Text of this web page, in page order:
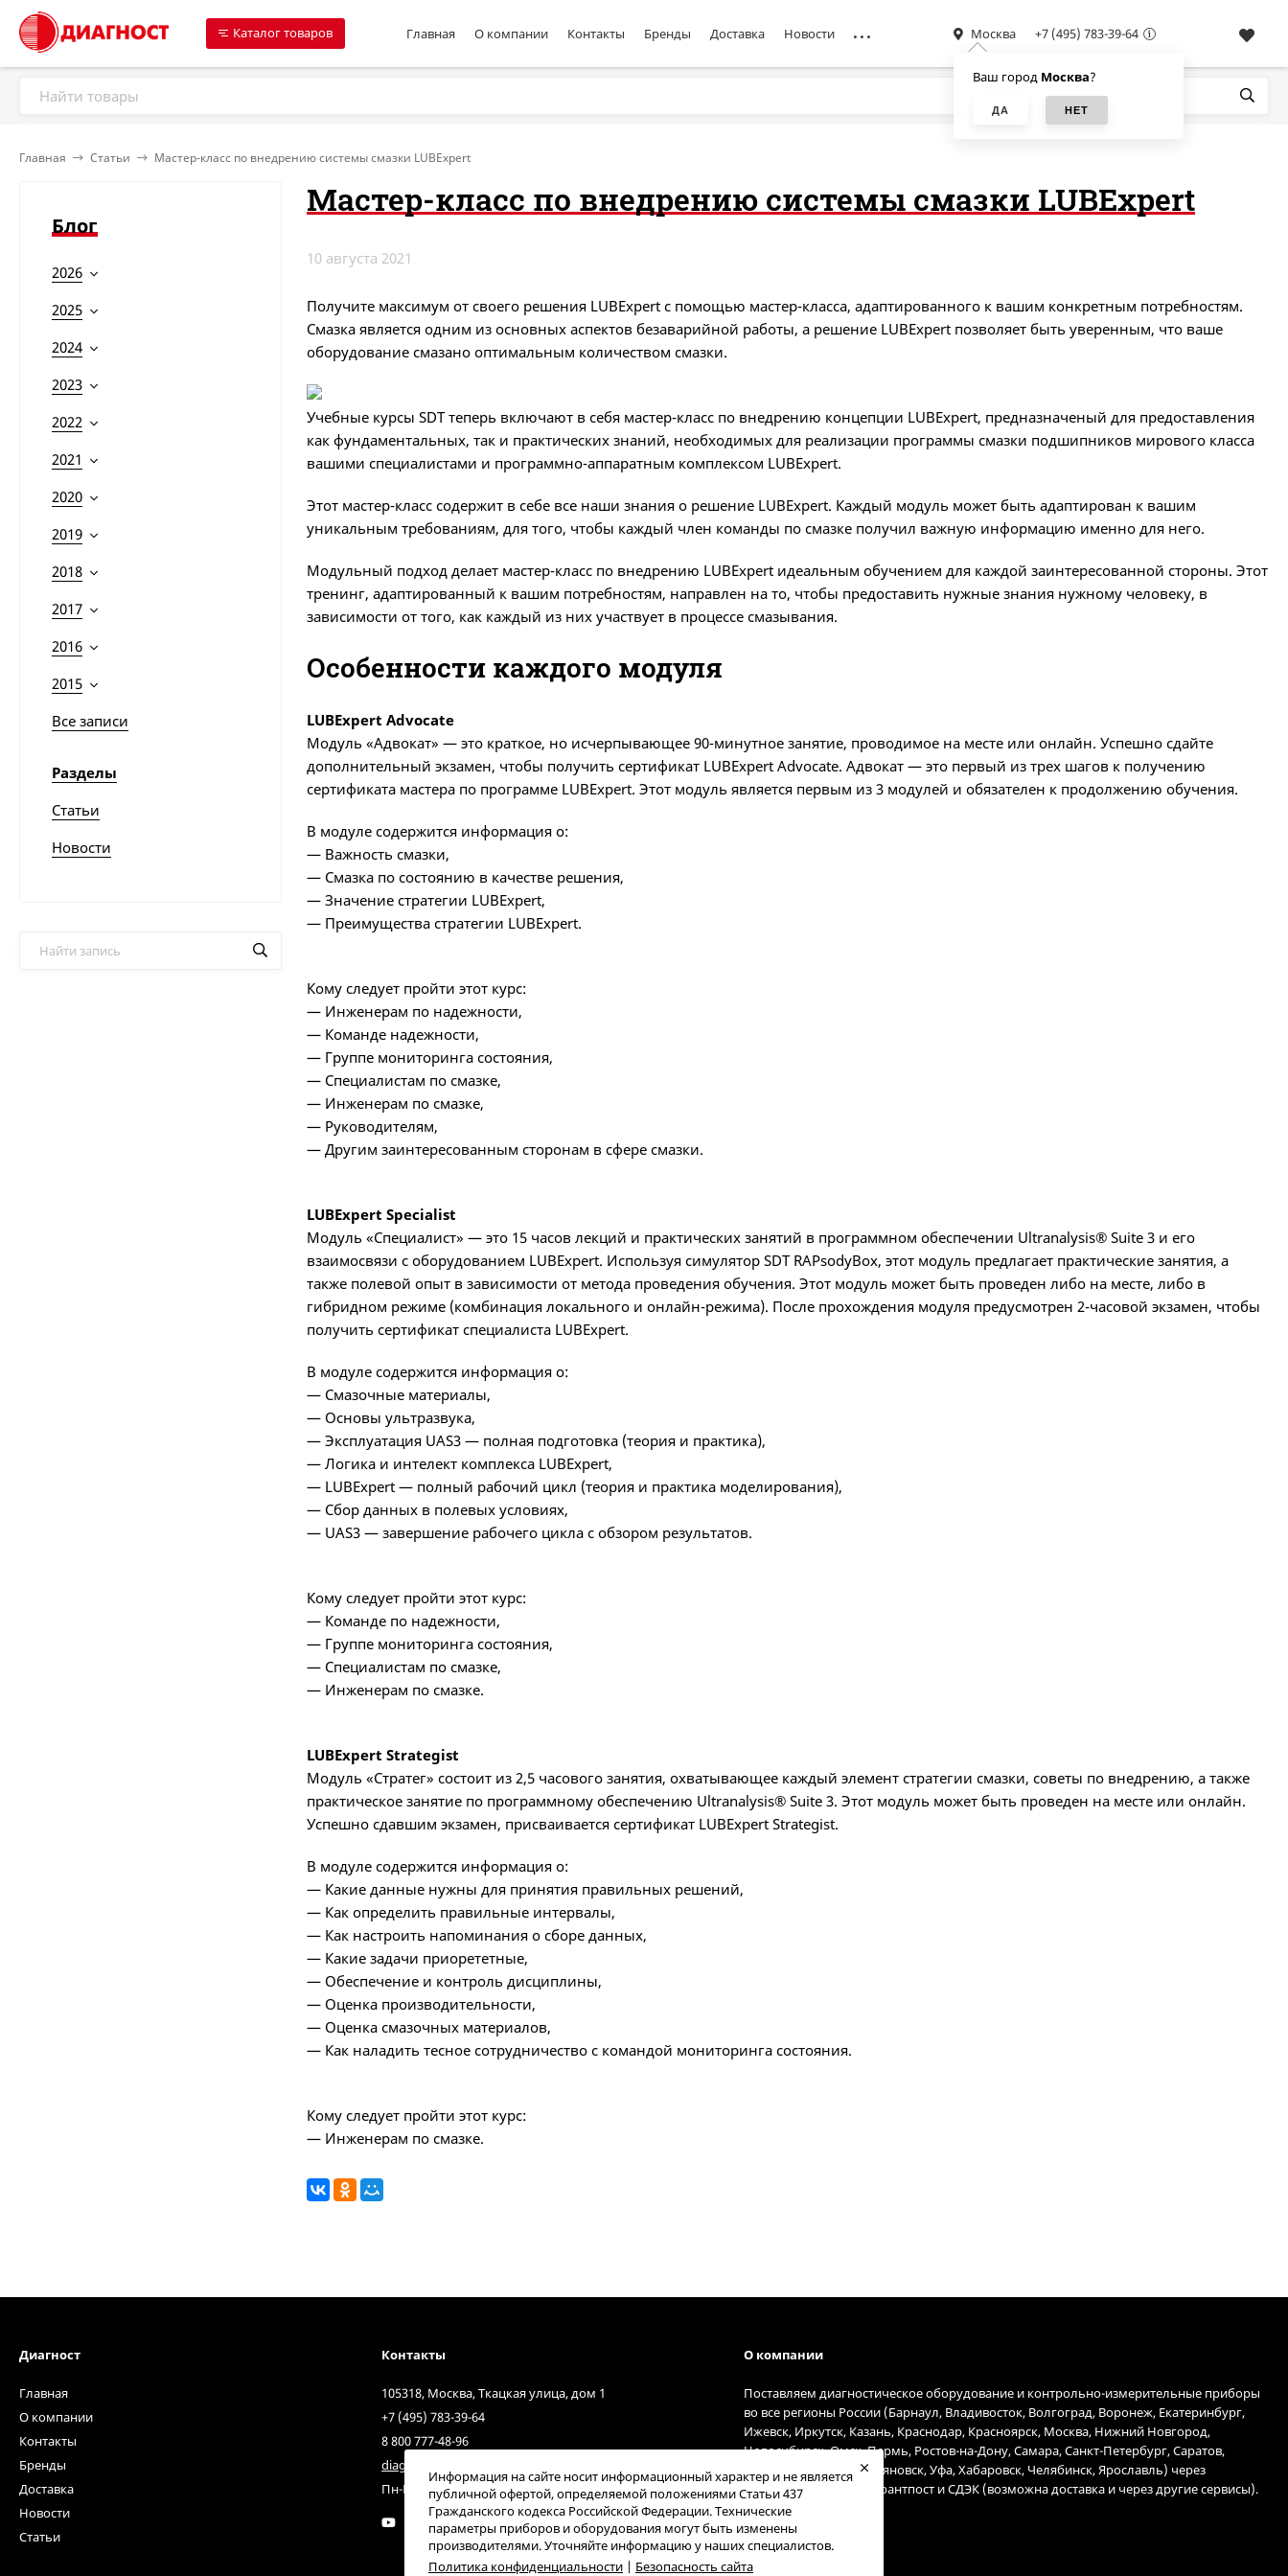
Каталог товаров Главная О компании Контакты Бренды Доставка Новости Москва
Ваш город Москва?
+7 (495) 783-39-64
Главная Статьи Мастер-класс по внедрению системы смазки LUBExpert
Мастер-класс по внедрению системы смазки LUBExpert
10 августа 2021
Получите максимум от своего решения LUBExpert с помощью мастер-класса, адаптированного к вашим конкретным потребностям.
Смазка является одним из основных аспектов безаварийной работы, а решение LUBExpert позволяет быть уверенным, что ваше
оборудование смазано оптимальным количеством смазки.
Учебные курсы SDT теперь включают в себя мастер-класс по внедрению концепции LUBExpert, предназначеный для предоставления
как фундаментальных, так и практических знаний, необходимых для реализации программы смазки подшипников мирового класса
вашими специалистами и программно-аппаратным комплексом LUBExpert.
Этот мастер-класс содержит в себе все наши знания о решение LUBExpert. Каждый модуль может быть адаптирован к вашим
уникальным требованиям, для того, чтобы каждый член команды по смазке получил важную информацию именно для него.
Модульный подход делает мастер-класс по внедрению LUBExpert идеальным обучением для каждой заинтересованной стороны. Этот
тренинг, адаптированный к вашим потребностям, направлен на то, чтобы предоставить нужные знания нужному человеку, в
зависимости от того, как каждый из них участвует в процессе смазывания.
Особенности каждого модуля
LUBExpert Advocate
Модуль «Адвокат» — это краткое, но исчерпывающее 90-минутное занятие, проводимое на месте или онлайн. Успешно сдайте
дополнительный экзамен, чтобы получить сертификат LUBExpert Advocate. Адвокат — это первый из трех шагов к получению
сертификата мастера по программе LUBExpert. Этот модуль является первым из 3 модулей и обязателен к продолжению обучения.
В модуле содержится информация о:
— Важность смазки,
— Смазка по состоянию в качестве решения,
— Значение стратегии LUBExpert,
— Преимущества стратегии LUBExpert.
Кому следует пройти этот курс:
— Инженерам по надежности,
— Команде надежности,
— Группе мониторинга состояния,
— Специалистам по смазке,
— Инженерам по смазке,
— Руководителям,
— Другим заинтересованным сторонам в сфере смазки.
LUBExpert Specialist
Модуль «Специалист» — это 15 часов лекций и практических занятий в программном обеспечении Ultranalysis® Suite 3 и его
взаимосвязи с оборудованием LUBExpert. Используя симулятор SDT RAPsodyBox, этот модуль предлагает практические занятия, а
также полевой опыт в зависимости от метода проведения обучения. Этот модуль может быть проведен либо на месте, либо в
гибридном режиме (комбинация локального и онлайн-режима). После прохождения модуля предусмотрен 2-часовой экзамен, чтобы
получить сертификат специалиста LUBExpert.
В модуле содержится информация о:
— Смазочные материалы,
— Основы ультразвука,
— Эксплуатация UAS3 — полная подготовка (теория и практика),
— Логика и интелект комплекса LUBExpert,
— LUBExpert — полный рабочий цикл (теория и практика моделирования),
— Сбор данных в полевых условиях,
— UAS3 — завершение рабочего цикла с обзором результатов.
Кому следует пройти этот курс:
— Команде по надежности,
— Группе мониторинга состояния,
— Специалистам по смазке,
— Инженерам по смазке.
LUBExpert Strategist
Модуль «Стратег» состоит из 2,5 часового занятия, охватывающее каждый элемент стратегии смазки, советы по внедрению, а также
практическое занятие по программному обеспечению Ultranalysis® Suite 3. Этот модуль может быть проведен на месте или онлайн.
Успешно сдавшим экзамен, присваивается сертификат LUBExpert Strategist.
В модуле содержится информация о:
— Какие данные нужны для принятия правильных решений,
— Как определить правильные интервалы,
— Как настроить напоминания о сборе данных,
— Какие задачи приорететные,
— Обеспечение и контроль дисциплины,
— Оценка производительности,
— Оценка смазочных материалов,
— Как наладить тесное сотрудничество с командой мониторинга состояния.
Кому следует пройти этот курс:
— Инженерам по смазке.
Блог
2026
2025
2024
2023
2022
2021
2020
2019
2018
2017
2016
2015
Все записи
Разделы
Статьи
Новости
Диагност
Главная
О компании
Контакты
Бренды
Доставка
Новости
Статьи
Контакты
105318, Москва, Ткацкая улица, дом 1
+7 (495) 783-39-64
8 800 777-48-96
diagnost@diagnost.ru
Пн-Пт с 9:00 до 17:00
О компании
Поставляем диагностическое оборудование и контрольно-измерительные приборы
во все регионы России (Барнаул, Владивосток, Волгоград, Воронеж, Екатеринбург,
Ижевск, Иркутск, Казань, Краснодар, Красноярск, Москва, Нижний Новгород,
Новосибирск, Омск, Пермь, Ростов-на-Дону, Самара, Санкт-Петербург, Саратов,
Тольятти, Тюмень, Ульяновск, Уфа, Хабаровск, Челябинск, Ярославль) через
курьерские службы Гарантпост и СДЭК (возможна доставка и через другие сервисы).
Информация на сайте носит информационный характер и не является
публичной офертой, определяемой положениями Статьи 437
Гражданского кодекса Российской Федерации. Технические
параметры приборов и оборудования могут быть изменены
производителями. Уточняйте информацию у наших специалистов.
Политика конфиденциальности | Безопасность сайта